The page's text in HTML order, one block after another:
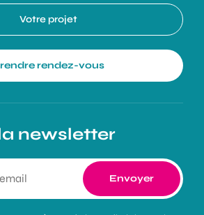
Votre projet
rendez-vous
newsletter